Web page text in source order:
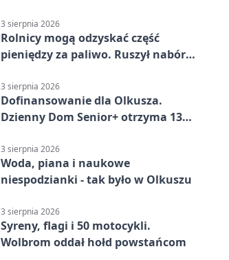
3 sierpnia 2026
Rolnicy mogą odzyskać część
pieniędzy za paliwo. Ruszył nabór
3 sierpnia 2026
Dofinansowanie dla Olkusza.
Dzienny Dom Senior+ otrzyma 134
3 sierpnia 2026
Woda, piana i naukowe
niespodzianki - tak było w Olkuszu
3 sierpnia 2026
Syreny, flagi i 50 motocykli.
Wolbrom oddał hołd powstańcom